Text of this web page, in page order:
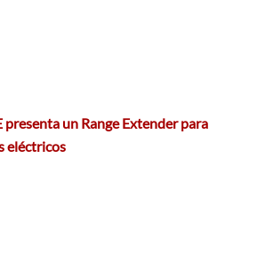
presenta un Range Extender para
eléctricos